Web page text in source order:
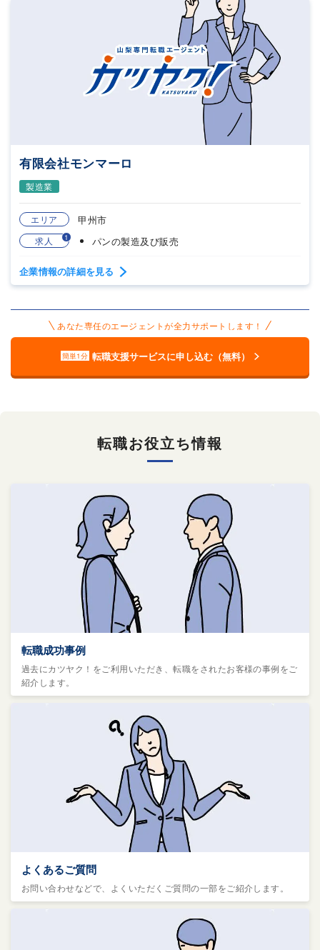
有限会社モンマーロ
製造業
エリア 甲州市
求人 1 パンの製造及び販売
企業情報の詳細を見る
あなた専任のエージェントが全力サポートします！
簡単1分 転職支援サービスに申し込む（無料）
転職お役立ち情報
転職成功事例
過去にカツヤク！をご利用いただき、転職をされたお客様の事例をご
紹介します。
よくあるご質問
お問い合わせなどで、よくいただくご質問の一部をご紹介します。